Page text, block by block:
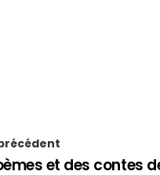
et des contes